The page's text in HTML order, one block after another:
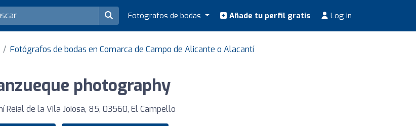
Fotógrafos de bodas Añade tu perfil gratis Log in
Fotógrafos de bodas en Comarca de Campo de Alicante o Alacantí
photography
Reial de la Vila Joiosa, 85, 03560, El Campello